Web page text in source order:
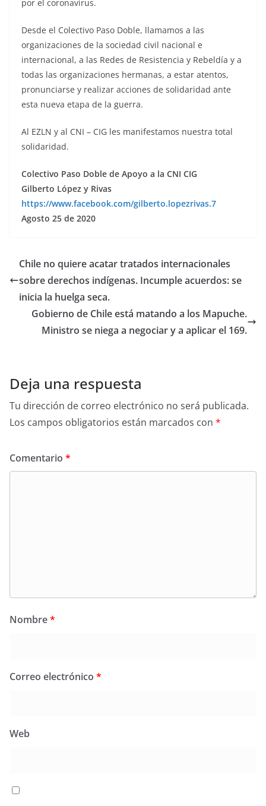
por el coronavirus.
Desde el Colectivo Paso Doble, llamamos a las
organizaciones de la sociedad civil nacional e
internacional, a las Redes de Resistencia y Rebeldía y a
todas las organizaciones hermanas, a estar atentos,
pronunciarse y realizar acciones de solidaridad ante
esta nueva etapa de la guerra.
Al EZLN y al CNI – CIG les manifestamos nuestra total
solidaridad.
Colectivo Paso Doble de Apoyo a la CNI CIG
Gilberto López y Rivas
https://www.facebook.com/gilberto.lopezrivas.7
Agosto 25 de 2020
Chile no quiere acatar tratados internacionales
sobre derechos indígenas. Incumple acuerdos: se
inicia la huelga seca.
Gobierno de Chile está matando a los Mapuche.
Ministro se niega a negociar y a aplicar el 169.
Deja una respuesta
Tu dirección de correo electrónico no será publicada.
Los campos obligatorios están marcados con *
Comentario *
Nombre*
Correo electrónico *
Web